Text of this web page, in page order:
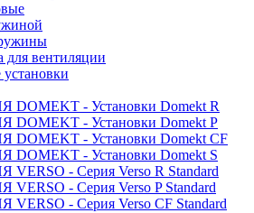
для вентиляции
DOMEKT - Установки Domekt R
DOMEKT - Установки Domekt P
DOMEKT - Установки Domekt CF
DOMEKT - Установки Domekt S
VERSO - Сepия Verso R Standard
VERSO - Сepия Verso P Standard
VERSO - Сepия Verso CF Standard